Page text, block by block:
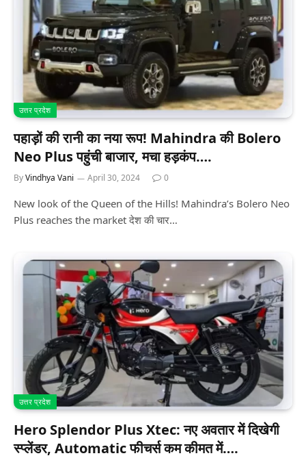
उत्तर प्रदेश
पहाड़ों की रानी का नया रूप! Mahindra की Bolero
Neo Plus पहुंची बाजार, मचा हड़कंप….
ByVindhya Vani April 30, 2024 0
New look of the Queen of the Hills! Mahindra’s Bolero Neo
Plus reaches the market देश की चार…
उत्तर प्रदेश
Hero Splendor Plus Xtec: नए अवतार में दिखेगी
स्प्लेंडर, Automatic फीचर्स कम कीमत में….